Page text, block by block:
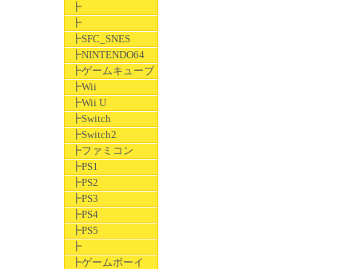
┣
┣
┣SFC_SNES
┣NINTENDO64
┣ゲームキューブ
┣Wii
┣Wii U
┣Switch
┣Switch2
┣ファミコン
┣PS1
┣PS2
┣PS3
┣PS4
┣PS5
┣
┣ゲームボーイ